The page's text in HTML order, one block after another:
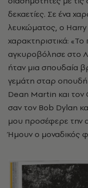
δεκαετίες. Σε ένα
λευκώματος, ο
χαρακτηριστικά:
αγκυροβόλησε στο
ήταν μια σπουδαία
γεμάτη σταρ
Dean Martin και
σαν τον Bob Dylan
μου προσέφερε την
Ήμουν ο μοναδικός